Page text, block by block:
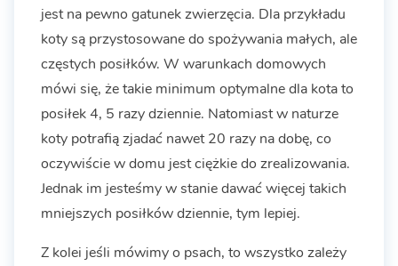
jest na pewno gatunek zwierzęcia. Dla przykładu
koty są przystosowane do spożywania małych, ale
częstych posiłków. W warunkach domowych
mówi się, że takie minimum optymalne dla kota to
posiłek 4, 5 razy dziennie. Natomiast w naturze
koty potrafią zjadać nawet 20 razy na dobę, co
oczywiście w domu jest ciężkie do zrealizowania.
Jednak im jesteśmy w stanie dawać więcej takich
mniejszych posiłków dziennie, tym lepiej.
Z kolei jeśli mówimy o psach, to wszystko zależy